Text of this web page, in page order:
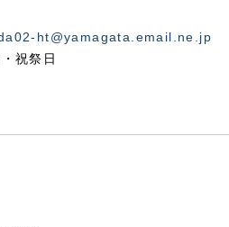
ht@yamagata.email.ne.jp
祝祭日